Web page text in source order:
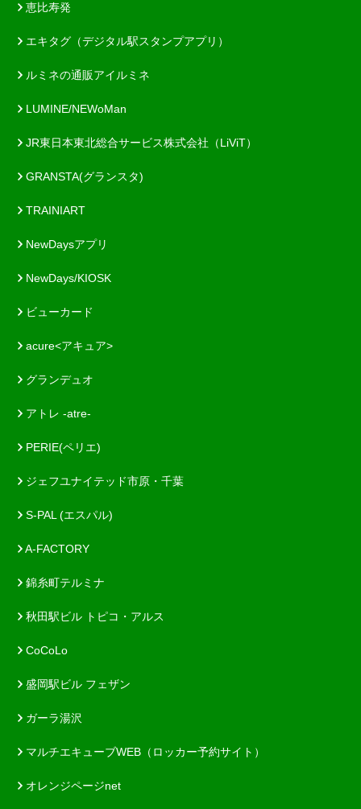
恵比寿発
エキタグ（デジタル駅スタンプアプリ）
ルミネの通販アイルミネ
LUMINE/NEWoMan
JR東日本東北総合サービス株式会社（LiViT）
GRANSTA(グランスタ)
TRAINIART
NewDaysアプリ
NewDays/KIOSK
ビューカード
acure<アキュア>
グランデュオ
アトレ -atre-
PERIE(ペリエ)
ジェフユナイテッド市原・千葉
S-PAL (エスパル)
A-FACTORY
錦糸町テルミナ
秋田駅ビル トピコ・アルス
CoCoLo
盛岡駅ビル フェザン
ガーラ湯沢
マルチエキューブWEB（ロッカー予約サイト）
オレンジページnet